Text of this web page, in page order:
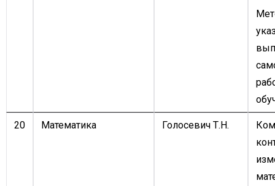
20 Математика Голосевич Т.Н.